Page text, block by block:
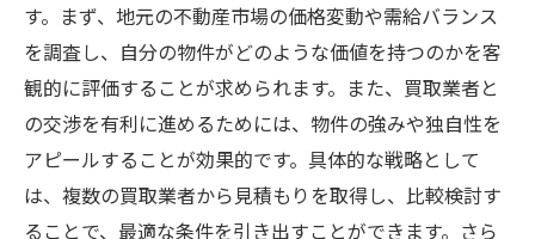
効果的な売却をサポートする準備法
物件の魅力を最大限に引き出す方法
売却前に行うべき物件のメンテナンス
購入希望者を引き寄せるためのプレゼンテ
ーション
写真や広告を効果的に使ったプロモーショ
す。まず、地元の不動産市場の価格変動や需給バランス
を調査し、自分の物件がどのような価値を持つのかを客
観的に評価することが求められます。また、買取業者と
の交渉を有利に進めるためには、物件の強みや独自性を
アピールすることが効果的です。具体的な戦略として
は、複数の買取業者から見積もりを取得し、比較検討す